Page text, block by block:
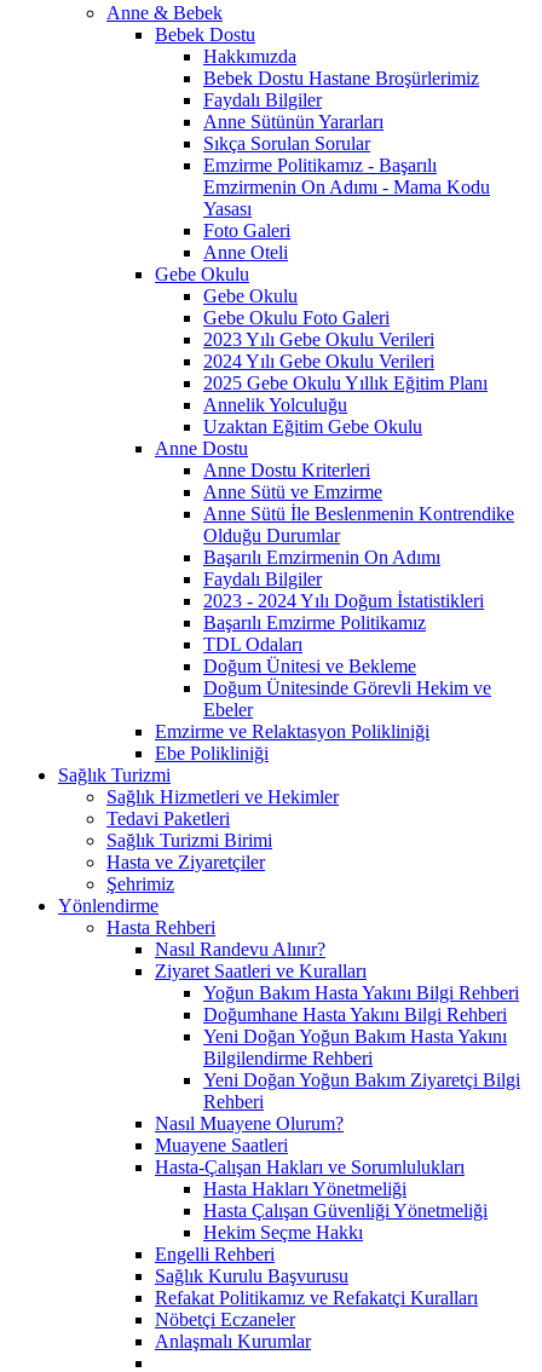
Anne & Bebek
Bebek Dostu
Hakkımızda
Bebek Dostu Hastane Broşürlerimiz
Faydalı Bilgiler
Anne Sütünün Yararları
Sıkça Sorulan Sorular
Emzirme Politikamız - Başarılı
Emzirmenin On Adımı - Mama Kodu
Yasası
Foto Galeri
Anne Oteli
Gebe Okulu
Gebe Okulu
Gebe Okulu Foto Galeri
2023 Yılı Gebe Okulu Verileri
2024 Yılı Gebe Okulu Verileri
2025 Gebe Okulu Yıllık Eğitim Planı
Annelik Yolculuğu
Uzaktan Eğitim Gebe Okulu
Anne Dostu
Anne Dostu Kriterleri
Anne Sütü ve Emzirme
Anne Sütü İle Beslenmenin Kontrendike
Olduğu Durumlar
Başarılı Emzirmenin On Adımı
Faydalı Bilgiler
2023 - 2024 Yılı Doğum İstatistikleri
Başarılı Emzirme Politikamız
TDL Odaları
Doğum Ünitesi ve Bekleme
Doğum Ünitesinde Görevli Hekim ve
Ebeler
Emzirme ve Relaktasyon Polikliniği
Ebe Polikliniği
Sağlık Turizmi
Sağlık Hizmetleri ve Hekimler
Tedavi Paketleri
Sağlık Turizmi Birimi
Hasta ve Ziyaretçiler
Şehrimiz
Yönlendirme
Hasta Rehberi
Nasıl Randevu Alınır?
Ziyaret Saatleri ve Kuralları
Yoğun Bakım Hasta Yakını Bilgi Rehberi
Doğumhane Hasta Yakını Bilgi Rehberi
Yeni Doğan Yoğun Bakım Hasta Yakını
Bilgilendirme Rehberi
Yeni Doğan Yoğun Bakım Ziyaretçi Bilgi
Rehberi
Nasıl Muayene Olurum?
Muayene Saatleri
Hasta-Çalışan Hakları ve Sorumlulukları
Hasta Hakları Yönetmeliği
Hasta Çalışan Güvenliği Yönetmeliği
Hekim Seçme Hakkı
Engelli Rehberi
Sağlık Kurulu Başvurusu
Refakat Politikamız ve Refakatçi Kuralları
Nöbetçi Eczaneler
Anlaşmalı Kurumlar